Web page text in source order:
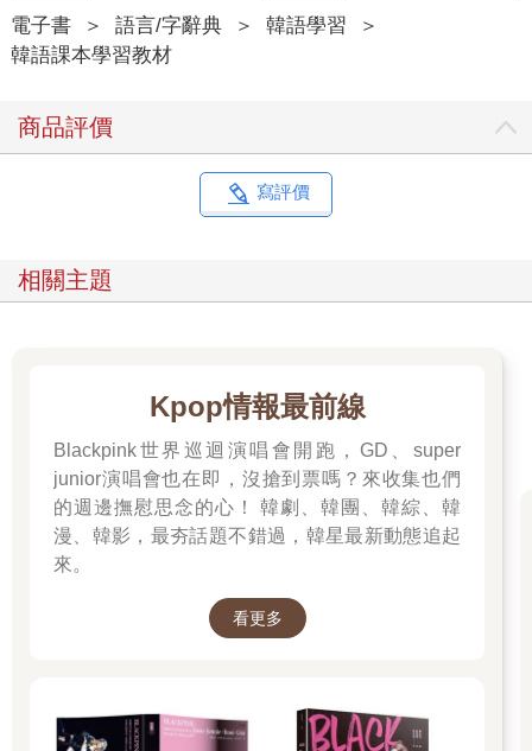
電子書 ＞ 語言/字辭典 ＞ 韓語學習
＞
韓語課本學習教材
商品評價
寫評價
相關主題
Kpop情報最前線
Blackpink世界巡迴演唱會開跑，GD、super
junior演唱會也在即，沒搶到票嗎？來收集也們
的週邊撫慰思念的心！ 韓劇、韓團、韓綜、韓
漫、韓影，最夯話題不錯過，韓星最新動態追起
來。
看更多